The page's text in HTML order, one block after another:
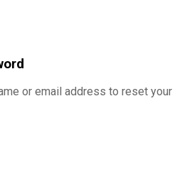
or email address to reset your